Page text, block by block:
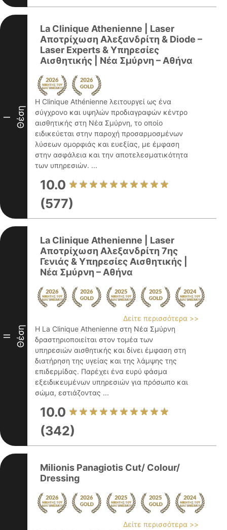
I Θέση
La Clinique Athenienne | Laser
Αποτρίχωση Αλεξανδρίτη & Diode –
Laser Experts & Υπηρεσίες
Αισθητικής | Νέα Σμύρνη – Αθήνα
Η Clinique Athénienne λειτουργεί ως ένα
σύγχρονο και υψηλών προδιαγραφών κέντρο
αισθητικής στη Νέα Σμύρνη, το οποίο
ειδικεύεται στην παροχή προσαρμοσμένων
λύσεων ομορφιάς και ευεξίας, με έμφαση
στην ασφάλεια και την αποτελεσματικότητα
των υπηρεσιών. ...
10.0
(577)
II Θέση
La Clinique Athenienne | Laser
Αποτρίχωση Αλεξανδρίτη 7ης
Γενιάς & Υπηρεσίες Αισθητικής |
Νέα Σμύρνη – Αθήνα
Δείτε περισσότερα >>
Η La Clinique Athenienne στη Νέα Σμύρνη
δραστηριοποιείται στον τομέα των
υπηρεσιών αισθητικής και δίνει έμφαση στη
διατήρηση της υγείας και της λάμψης της
επιδερμίδας. Παρέχει ένα ευρύ φάσμα
εξειδικευμένων υπηρεσιών για πρόσωπο και
σώμα, εστιάζοντας ...
10.0
(342)
Milionis Panagiotis Cut/ Colour/
Dressing
Δείτε περισσότερα >>